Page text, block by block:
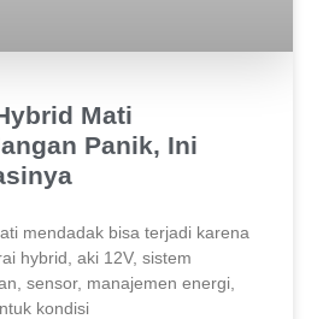
Mati
Panik, Ini
mendadak bisa terjadi karena
hybrid, aki 12V, sistem
sensor, manajemen energi,
kondisi